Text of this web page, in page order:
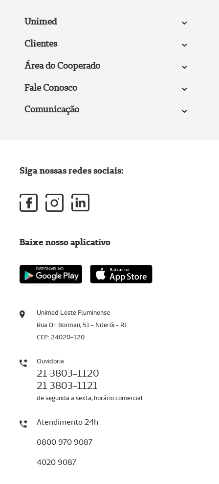
Unimed
Clientes
Área do Cooperado
Fale Conosco
Comunicação
Unimed Leste Fluminense
Rua Dr. Borman, 51 - Niterói - RJ
CEP: 24020-320
Ouvidoria
21 3803-1120
21 3803-1121
de segunda a sexta, horário comercial
Atendimento 24h
0800 970 9087
4020 9087
Siga nossas redes sociais:
Baixe nosso aplicativo